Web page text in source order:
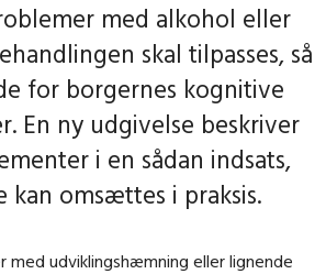
med alkohol eller
skal tilpasses, så
for borgernes kognitive
En ny udgivelse beskriver
i en sådan indsats,
kan omsættes i praksis.
med udviklingshæmning eller lignende